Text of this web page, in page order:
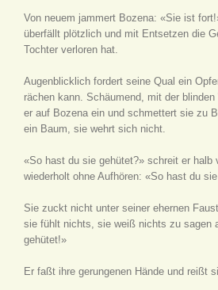
Von neuem jammert Bozena: «Sie ist
überfällt plötzlich und mit Entsetzen die
Tochter verloren hat.
Augenblicklich fordert seine Qual ein
rächen kann. Schäumend, mit der
er auf Bozena ein und schmettert sie zu
ein Baum, sie wehrt sich nicht.
«So hast du sie gehütet?» schreit er halb
wiederholt ohne Aufhören: «So hast du
Sie zuckt nicht unter seiner ehernen
sie fühlt nichts, sie weiß nichts zu sagen
gehütet!»
Er faßt ihre gerungenen Hände und reißt